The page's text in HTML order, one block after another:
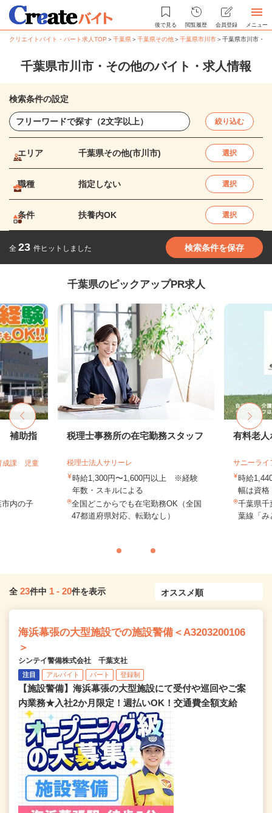
後で見る 閲覧履歴 会員登録 メニュー
クリエイトバイト・パート求人TOP ＞千葉県＞千葉県その他＞千葉県市川市＞千葉県市川市・
千葉県市川市・その他のバイト・求人情報
検索条件の設定
絞り込む
エリア 千葉県その他(市川市) 選択
職種 指定しない 選択
条件 扶養内OK 選択
全 23 件ヒットしました 検索条件を保存
千葉県のピックアップPR求人
補助指
成課 児童
内の子
税理士事務所の在宅勤務スタッフ
税理士法人サリーレ
時給1,300円〜1,600円以上 ※経験
年数・スキルによる
全国どこからでも在宅勤務OK（全国
47都道府県対応、転勤なし）
有料老人
サニーライ
時給
幅は資
千葉県千
葉線「み
全 23件中 1 - 20件を表示
海浜幕張の大型施設での施設警備＜A3203200106
＞
シンテイ警備株式会社 千葉支社
注目 アルバイト パート 登録制
【施設警備】海浜幕張の大型施設にて受付や巡回やご案
内業務★入社2か月限定！週払いOK！交通費全額支給